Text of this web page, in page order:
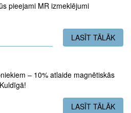
pieejami MR izmeklējumi
LASĪT TĀLĀK
– 10% atlaide magnētiskās
LASĪT TĀLĀK